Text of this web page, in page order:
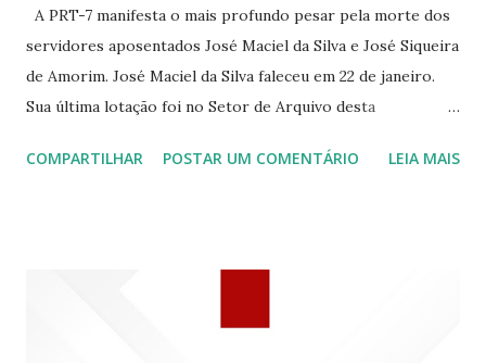
A PRT-7 manifesta o mais profundo pesar pela morte dos
servidores aposentados José Maciel da Silva e José Siqueira
de Amorim. José Maciel da Silva faleceu em 22 de janeiro.
Sua última lotação foi no Setor de Arquivo desta
Siqueira Amorim faleceu em 28 de fevereiro e encerrou a
COMPARTILHAR POSTAR UM COMENTÁRIO LEIA MAIS